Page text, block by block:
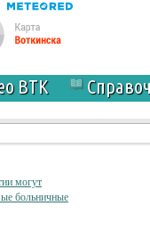
ВТК
могут
больничные